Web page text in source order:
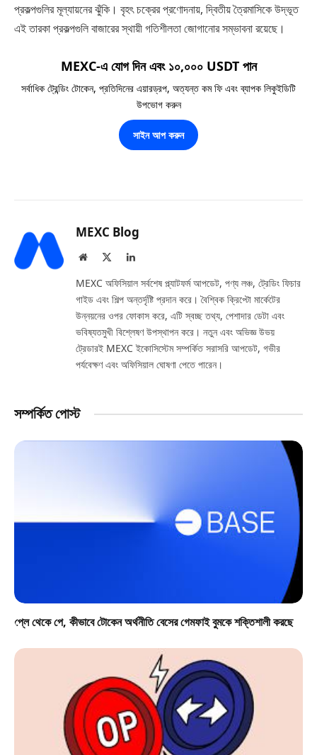
প্রকল্পগুলির মূল্যায়নের ঝুঁকি। বৃহৎ চক্রের প্রণোদনায়, দ্বিতীয় ত্রৈমাসিকে উদ্ভূত
এই তারকা প্রকল্পগুলি বাজারের স্থায়ী গতিশীলতা জোগানোর সম্ভাবনা রয়েছে।
MEXC-এ যোগ দিন এবং ১০,০০০ USDT পান
সর্বাধিক ট্রেন্ডিং টোকেন, প্রতিদিনের এয়ারড্রপ, অত্যন্ত কম ফি এবং ব্যাপক লিকুইডিটি
উপভোগ করুন
সাইন আপ করুন
MEXC Blog
Website LinkedIn
MEXC অফিসিয়াল সর্বশেষ প্ল্যাটফর্ম আপডেট, পণ্য লঞ্চ, ট্রেডিং ফিচার
গাইড এবং শিল্প অন্তর্দৃষ্টি প্রদান করে। বৈশ্বিক ক্রিপ্টো মার্কেটের
উন্নয়নের ওপর ফোকাস করে, এটি স্বচ্ছ তথ্য, পেশাদার ডেটা এবং
ভবিষ্যতমুখী বিশ্লেষণ উপস্থাপন করে। নতুন এবং অভিজ্ঞ উভয়
ট্রেডারই MEXC ইকোসিস্টেম সম্পর্কিত সরাসরি আপডেট, গভীর
পর্যবেক্ষণ এবং অফিসিয়াল ঘোষণা পেতে পারেন।
সম্পর্কিত পোস্ট
প্লে থেকে পে, কীভাবে টোকেন অর্থনীতি বেসের গেমফাই বুমকে শক্তিশালী করছে